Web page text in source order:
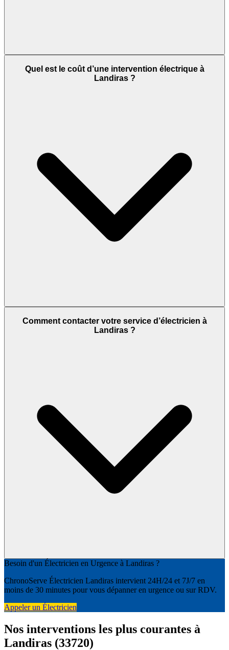
Quel est le coût d’une intervention électrique à
Landiras ?
Comment contacter votre service d’électricien à
Landiras ?
Besoin d'un Électricien en Urgence à Landiras ?
ChronoServe Électricien Landiras intervient 24H/24 et 7J/7 en
moins de 30 minutes pour vous dépanner en urgence ou sur RDV.
Appeler un Électricien
Nos interventions les plus courantes à
Landiras (33720)